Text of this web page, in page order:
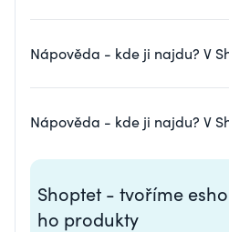
Shoptet - tvoříme
ho produkty